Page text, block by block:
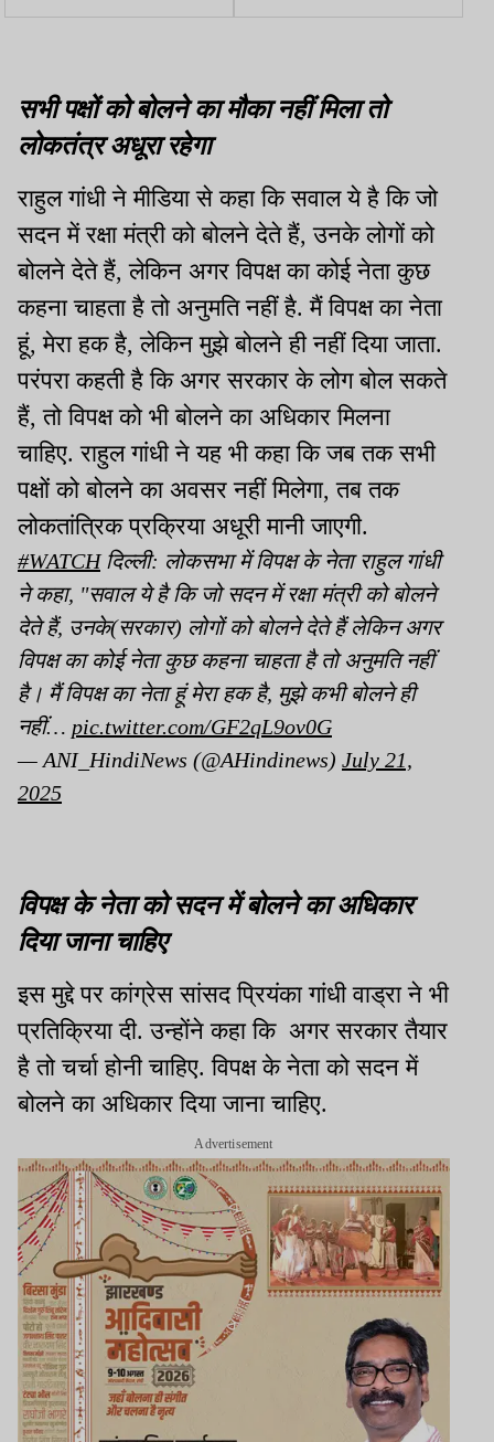
मुख्यधारा में जुड़ने से पहले कुंवर
की सजा को उम्रकैद में बदला
सभी पक्षों को बोलने का मौका नहीं मिला तो
लोकतंत्र अधूरा रहेगा
राहुल गांधी ने मीडिया से कहा कि सवाल ये है कि जो
सदन में रक्षा मंत्री को बोलने देते हैं, उनके लोगों को
बोलने देते हैं, लेकिन अगर विपक्ष का कोई नेता कुछ
कहना चाहता है तो अनुमति नहीं है. मैं विपक्ष का नेता
हूं, मेरा हक है, लेकिन मुझे बोलने ही नहीं दिया जाता.
परंपरा कहती है कि अगर सरकार के लोग बोल सकते
हैं, तो विपक्ष को भी बोलने का अधिकार मिलना
चाहिए. राहुल गांधी ने यह भी कहा कि जब तक सभी
पक्षों को बोलने का अवसर नहीं मिलेगा, तब तक
लोकतांत्रिक प्रक्रिया अधूरी मानी जाएगी.
#WATCHदिल्ली: लोकसभा में विपक्ष के नेता राहुल गांधी
ने कहा, "सवाल ये है कि जो सदन में रक्षा मंत्री को बोलने
देते हैं, उनके(सरकार) लोगों को बोलने देते हैं लेकिन अगर
विपक्ष का कोई नेता कुछ कहना चाहता है तो अनुमति नहीं
है। मैं विपक्ष का नेता हूं मेरा हक है, मुझे कभी बोलने ही
नहीं… pic.twitter.com/GF2qL9ov0G
— ANI_HindiNews (@AHindinews) July 21,
2025
विपक्ष के नेता को सदन में बोलने का अधिकार
दिया जाना चाहिए
इस मुद्दे पर कांग्रेस सांसद प्रियंका गांधी वाड्रा ने भी
प्रतिक्रिया दी. उन्होंने कहा कि अगर सरकार तैयार
है तो चर्चा होनी चाहिए. विपक्ष के नेता को सदन में
बोलने का अधिकार दिया जाना चाहिए.
Advertisement